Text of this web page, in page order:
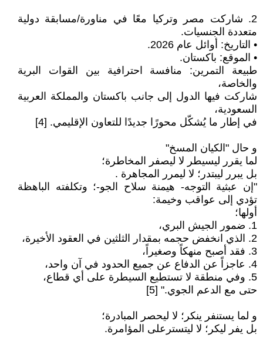
2. شاركت مصر وتركيا معًا في مناورة/مسابقة دولية
متعددة الجنسيات.
• التاريخ: أوائل عام 2026.
• الموقع: باكستان.
طبيعة التمرين: منافسة احترافية بين القوات البرية
والخاصة،
شاركت فيها الدول إلى جانب باكستان والمملكة العربية
السعودية،
في إطار ما يُشكّل محورًا جديدًا للتعاون الإقليمي. [4]
و حال "الكيان المسخ"
لما يقرر ليسيطر لا ليصفر المخاطرة؛
بل يبرر ليبتدر؛ لا ليمرر المجاهرة .
"إن عبثية التوجه- هيمنة سلاح الجو-؛ وتكلفته الباهظة
تؤدي إلى عواقب وخيمة:
أولها؛
1. ضمور الجيش البري،
2. الذي انخفض حجمه بمقدار الثلثين في العقود الأخيرة،
3. فقد أصبح منهكاً وصغيراً،
4. عاجزاً عن الدفاع عن جميع الحدود في آن واحد،
5. وفي منطقة لا تستطيع السيطرة على أي قطاع،
حتى مع الدعم الجوي." [5]
و لما يستنفر ينكر؛ لا ليحصر المبادرة؛
بل يفر ليكر؛ لا ليتسترعلى المؤامرة.